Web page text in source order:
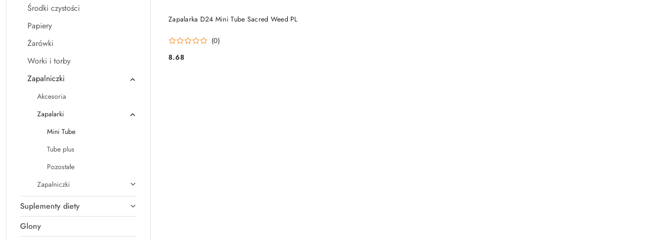
Środki czystości
Papiery
Żarówki
Worki i torby
Zapalniczki
Akcesoria
Zapalarki
Mini Tube
Tube plus
Pozostałe
Zapalniczki
Suplementy diety
Glony
Zapalarka D24 Mini Tube Sacred Weed PL
(0)
Cena:
8.68
PRODUKT NIEDOSTĘPNY